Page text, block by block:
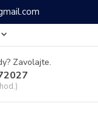
Zavolajte.